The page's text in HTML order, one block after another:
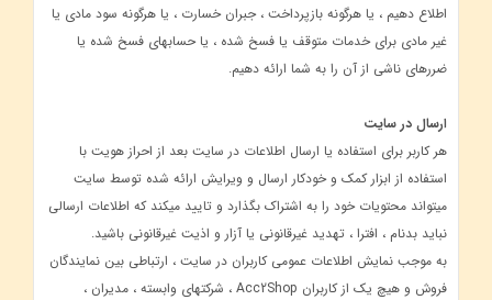
اطلاع دهیم ، یا هرگونه بازپرداخت ، جبران خسارت ، یا هرگونه سود مادی یا
غیر مادی برای خدمات متوقف یا فسخ شده ، یا حسابهای فسخ شده یا
ضررهای ناشی از آن را به شما ارائه دهیم.
ارسال در سایت
هر کاربر برای استفاده یا ارسال اطلاعات در سایت بعد از احراز هویت با
استفاده از ابزار کمک و خودکار ارسال و ویرایش ارائه شده توسط سایت
میتواند محتویات خود را به اشتراک بگذارد و تایید میکند که اطلاعات ارسالی
نباید بدنام ، افترا ، تهدید غیرقانونی یا آزار و اذیت غیرقانونی باشید.
به موجب نمایش اطلاعات عمومی کاربران در سایت ، ارتباطی بین نمایندگان
فروش و هیچ یک از کاربران Acc2Shop ، شرکتهای وابسته ، مدیران ،